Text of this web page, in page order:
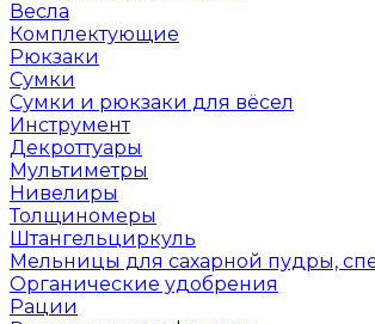
Весла
Комплектующие
Рюкзаки
Сумки
Сумки и рюкзаки для вёсел
Инструмент
Декроттуары
Мультиметры
Нивелиры
Толщиномеры
Штангельциркуль
Мельницы для сахарной пудры,
Органические удобрения
Рации